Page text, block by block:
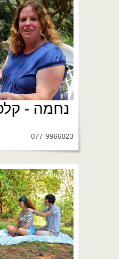
נחמה -
077-9966823